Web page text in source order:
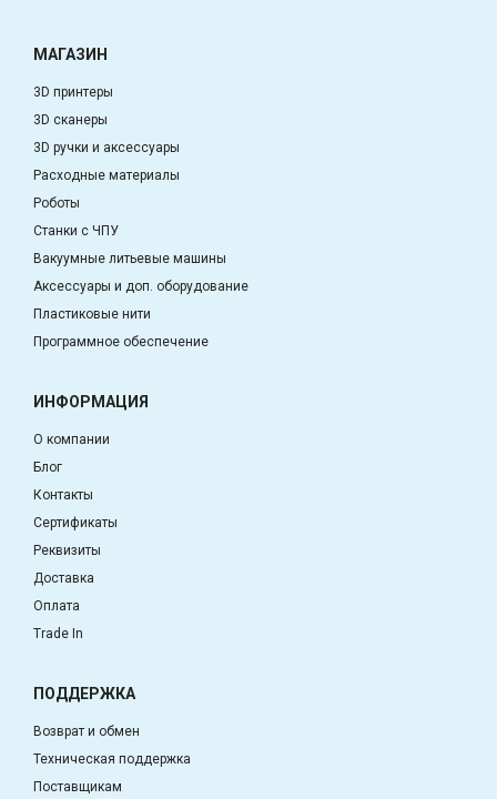
МАГАЗИН
3D принтеры
3D сканеры
3D ручки и аксессуары
Расходные материалы
Роботы
Станки с ЧПУ
Вакуумные литьевые машины
Аксессуары и доп. оборудование
Пластиковые нити
Программное обеспечение
ИНФОРМАЦИЯ
О компании
Блог
Контакты
Сертификаты
Реквизиты
Доставка
Оплата
Trade In
ПОДДЕРЖКА
Возврат и обмен
Техническая поддержка
Поставщикам